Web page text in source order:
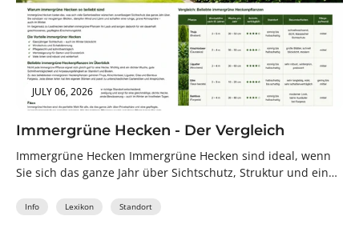
JULY 06, 2026
Immergrüne Hecken - Der Vergleich
Immergrüne Hecken Immergrüne Hecken sind ideal, wenn
Sie sich das ganze Jahr über Sichtschutz, Struktur und ein
Info Lexikon Standort